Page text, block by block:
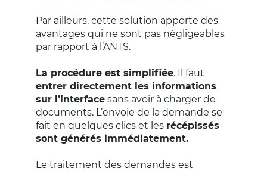
Par ailleurs, cette solution apporte des
avantages qui ne sont pas négligeables
par rapport à l’ANTS.
La procédure est simplifiée. Il faut
entrer directement les informations
sur l’interface sans avoir à charger de
documents. L’envoie de la demande se
fait en quelques clics et les récépissés
sont générés immédiatement.
Le traitement des demandes est